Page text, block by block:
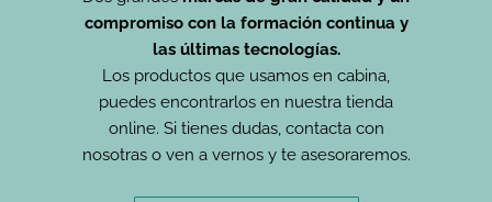
compromiso con la formación continua y
las últimas tecnologías.
Los productos que usamos en cabina,
puedes encontrarlos en nuestra tienda
online. Si tienes dudas, contacta con
nosotras o ven a vernos y te asesoraremos.